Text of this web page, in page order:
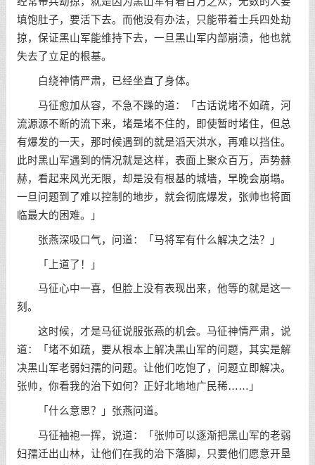
填饱肚子，要活下去。而他没有办法，只能带着士兵四处劫
掠，保证黑山军能维持下去，一旦黑山军内部崩溃，他也就
失去了立足的根基。
白绕神情严肃，已经坐直了身体。
马征愈加从容，不急不躁的道：「古话说堵不如疏，河
流源源不断的流下来，堵是堵不住的，即使暂时堵住，但总
有爆发的一天，那时候遇到的就是滔天洪水，再难以挡住。
此时黑山军遇到的情况就是这样，表面上聚众百万，声势赫
赫，看起来风光无限，却是没有根基的城墙，早晚会崩塌。
一旦问题到了难以控制的地步，就会彻底爆发，张帅也将面
临最大的困难。」
张燕深吸口气，问道：「马将军有什么解决之法？」
「上道了！」
马征心中一喜，但脸上没有表现出来，他等的就是这一
刻。
这时候，才是马征说服张燕的机会。马征神情严肃，说
道：「堵不如疏，要从根本上解决黑山军的问题，其实是解
决黑山军老弱妇孺的问题。让他们吃饱了，问题立即解决。
张帅，你看我的治下如何？正好北地地广民稀……」
「什么意思？」张燕问道。
马征袖袍一挥，说道：「张帅可以逐渐把黑山军的老弱
妇孺迁出山林，让他们在我的治下落脚，只要他们愿意开垦